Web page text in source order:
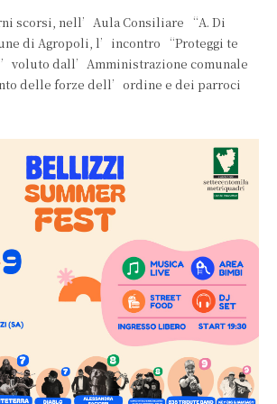
scorsi, nell’Aula Consiliare “A. Di
di Agropoli, l’incontro “Proteggi te
voluto dall’Amministrazione comunale
delle forze dell’ordine e dei parroci